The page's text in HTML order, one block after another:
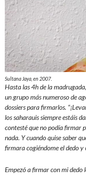
Sultana Jaya, en 2007.
Hasta las 4h de la
un grupo más numeroso de
dossiers para firmarlos.
los saharauis siempre estáis
contesté que no podía firmar
nada. Y cuando quise saber
firmara cogiéndome el dedo y
Empezó a firmar con mi dedo